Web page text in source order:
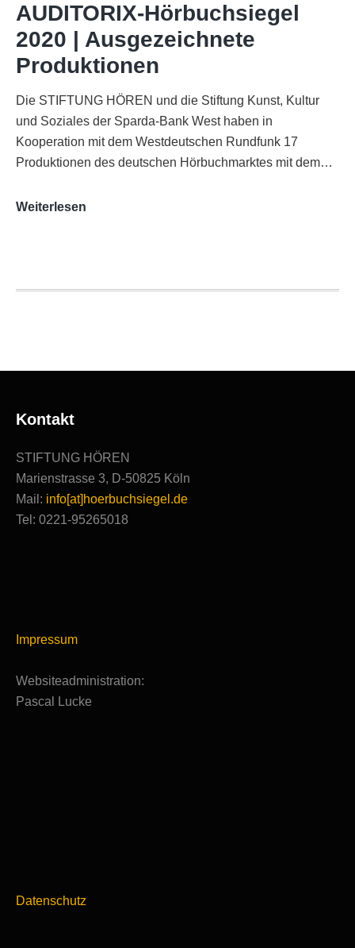
Funkhaus
Köln
AUDITORIX-Hörbuchsiegel
2020 | Ausgezeichnete
Produktionen
Die STIFTUNG HÖREN und die Stiftung Kunst, Kultur
und Soziales der Sparda-Bank West haben in
Kooperation mit dem Westdeutschen Rundfunk 17
Produktionen des deutschen Hörbuchmarktes mit dem…
Weiterlesen
Ausgezeichnete
Kontakt
STIFTUNG HÖREN
Marienstrasse 3, D-50825 Köln
Mail: info[at]hoerbuchsiegel.de
Tel: 0221-95265018
Impressum
Websiteadministration:
Pascal Lucke
Datenschutz